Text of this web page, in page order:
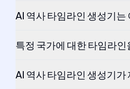
AI 역사 타임라인 생성기
특정 국가에 대한 타임라
AI 역사 타임라인 생성기